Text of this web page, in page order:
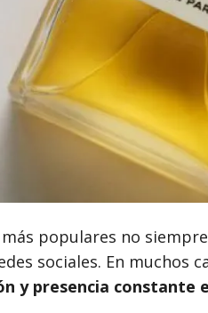
populares no
sociales. En muchos
y presencia constante